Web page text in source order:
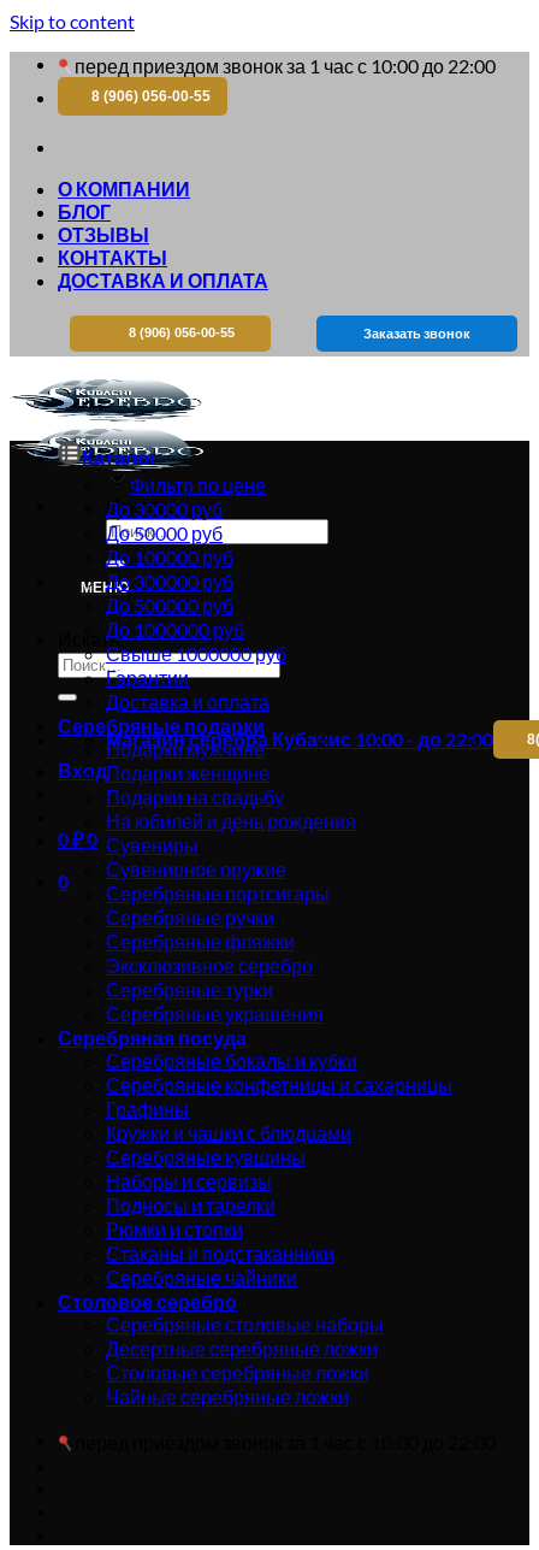
Skip to content
перед приездом звонок за 1 час с 10:00 до 22:00
8 (906) 056-00-55
О КОМПАНИИ
БЛОГ
ОТЗЫВЫ
КОНТАКТЫ
ДОСТАВКА И ОПЛАТА
8 (906) 056-00-55 Заказать звонок
Искать:
МЕНЮ
Искать:
Магазин серебра Кубачис 10:00 - до 22:00
Вход
0₽0
0
Каталог
Фильтр по цене
До 30000 руб
До 50000 руб
До 100000 руб
До 300000 руб
До 500000 руб
До 1000000 руб
Свыше 1000000 руб
Гарантии
Доставка и оплата
Серебряные подарки
Подарки мужчине
Подарки женщине
Подарки на свадьбу
На юбилей и день рождения
Сувениры
Сувенирное оружие
Серебряные портсигары
Серебряные ручки
Серебряные фляжки
Эксклюзивное серебро
Серебряные турки
Серебряные украшения
Серебряная посуда
Серебряные бокалы и кубки
Серебряные конфетницы и сахарницы
Графины
Кружки и чашки с блюдцами
Серебряные кувшины
Наборы и сервизы
Подносы и тарелки
Рюмки и стопки
Стаканы и подстаканники
Серебряные чайники
Столовое серебро
Серебряные столовые наборы
Десертные серебряные ложки
Столовые серебряные ложки
Чайные серебряные ложки